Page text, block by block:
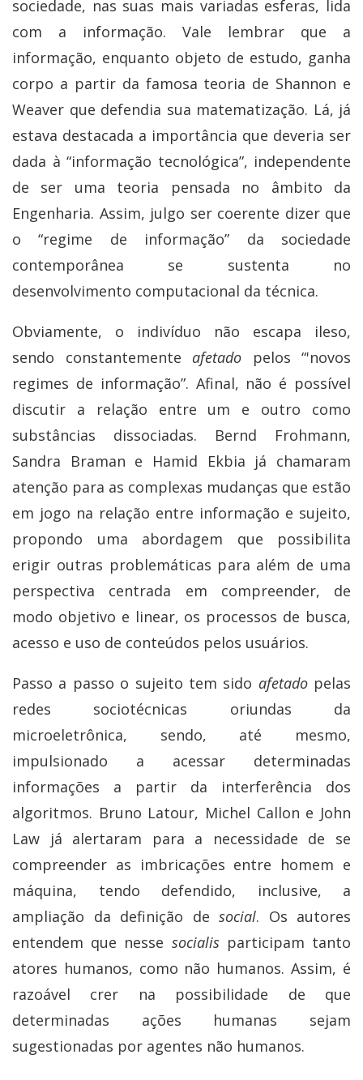
sociedade, nas suas mais variadas esferas, lida
com a informação. Vale lembrar que a
informação, enquanto objeto de estudo, ganha
corpo a partir da famosa teoria de Shannon e
Weaver que defendia sua matematização. Lá, já
estava destacada a importância que deveria ser
dada à “informação tecnológica”, independente
de ser uma teoria pensada no âmbito da
Engenharia. Assim, julgo ser coerente dizer que
o “regime de informação” da sociedade
contemporânea se sustenta no
desenvolvimento computacional da técnica.
Obviamente, o indivíduo não escapa ileso,
sendo constantemente afetado pelos “'novos
regimes de informação”. Afinal, não é possível
discutir a relação entre um e outro como
substâncias dissociadas. Bernd Frohmann,
Sandra Braman e Hamid Ekbia já chamaram
atenção para as complexas mudanças que estão
em jogo na relação entre informação e sujeito,
propondo uma abordagem que possibilita
erigir outras problemáticas para além de uma
perspectiva centrada em compreender, de
modo objetivo e linear, os processos de busca,
acesso e uso de conteúdos pelos usuários.
Passo a passo o sujeito tem sido afetadopelas
redes sociotécnicas oriundas da
microeletrônica, sendo, até mesmo,
impulsionado a acessar determinadas
informações a partir da interferência dos
algoritmos. Bruno Latour, Michel Callon e John
Law já alertaram para a necessidade de se
compreender as imbricações entre homem e
máquina, tendo defendido, inclusive, a
ampliação da definição de social. Os autores
entendem que nesse socialisparticipam tanto
atores humanos, como não humanos. Assim, é
razoável crer na possibilidade de que
determinadas ações humanas sejam
sugestionadas por agentes não humanos.